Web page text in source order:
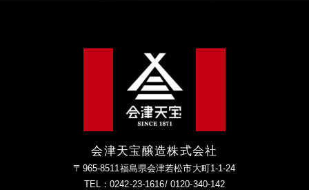
会津天宝醸造株式会社
〒965-8511福島県会津若松市大町1-1-24
TEL：0242-23-1616/ 0120-340-142